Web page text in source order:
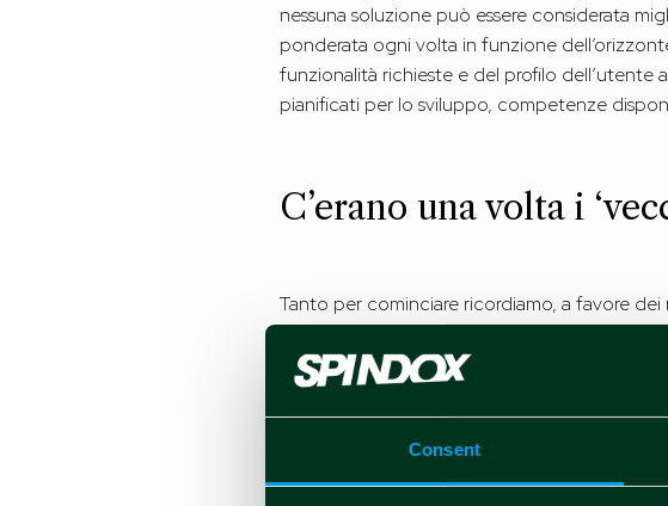
Consent
nessuna soluzione può essere considerata
ponderata ogni volta in funzione
funzionalità richieste e del profilo
pianificati per lo sviluppo, competenze
C’erano una volta i
Tanto per cominciare ricordiamo, a favore
Generalmente il linguaggio utilizzato è
eccezioni. Tali librerie garantiscono la
standard di sicurezza.